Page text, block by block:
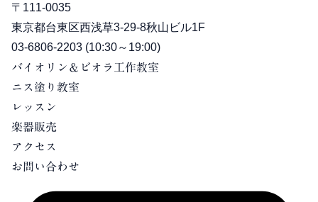
〒111-0035
東京都台東区西浅草3-29-8秋山ビル1F
03-6806-2203 (10:30～19:00)
バイオリン＆ビオラ工作教室
ニス塗り教室
レッスン
楽器販売
アクセス
お問い合わせ